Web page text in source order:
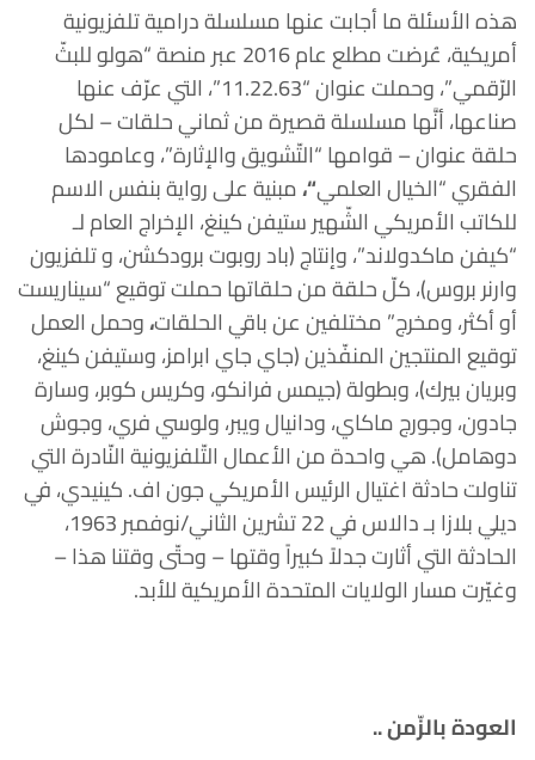
هذه الأسئلة ما أجابت عنها مسلسلة درامية تلفزيونية
أمريكية، عُرضت مطلع عام 2016 عبر منصة “هولو للبثّ
الرّقمي”، وحملت عنوان “11.22.63”، التي عرّف عنها
صناعها، أنَّها مسلسلة قصيرة من ثماني حلقات – لكل
حلقة عنوان – قوامها “التّشويق والإثارة”، وعامودها
الفقري “الخيال العلمي“،مبنية على رواية بنفس الاسم
للكاتب الأمريكي الشّهير ستيفن كينغ، الإخراج العام لـ
“كيفن ماكدولاند”، وإنتاج (باد روبوت برودكشن، و تلفزيون
وارنر بروس)، كلّ حلقة من حلقاتها حملت توقيع “سيناريست
أو أكثر، ومخرج” مختلفين عن باقي الحلقات،وحمل العمل
توقيع المنتجين المنفّذين (جاي جاي ابرامز، وستيفن كينغ،
وبريان بيرك)، وبطولة (جيمس فرانكو، وكريس كوبر، وسارة
جادون، وجورج ماكاي، ودانيال ويبر، ولوسي فري، وجوش
دوهامل). هي واحدة من الأعمال التّلفزيونية النّادرة التي
تناولت حادثة اغتيال الرئيس الأمريكي جون اف. كينيدي، في
ديلي بلازا بـ دالاس في 22 تشرين الثاني/نوفمبر 1963،
الحادثة التي أثارت جدلاً كبيراً وقتها – وحتّى وقتنا هذا –
وغيّرت مسار الولايات المتحدة الأمريكية للأبد.
العودة بالزّمن ..